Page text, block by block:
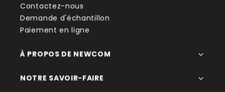
Contactez-nous
Demande d'échantillon
Paiement en ligne
À PROPOS DE NEWCOM
NOTRE SAVOIR-FAIRE